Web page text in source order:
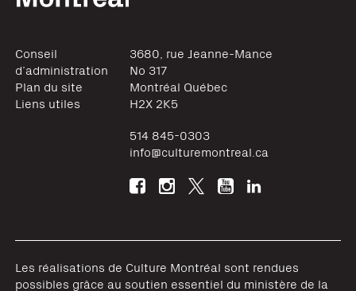
Conseil
d’administration
Plan du site
Liens utiles
3680, rue Jeanne-Mance
No 317
Montréal Québec
H2X 2K5
514 845-0303
info@culturemontreal.ca
Les réalisations de Culture Montréal sont rendues
possibles grâce au soutien essentiel du ministère de la